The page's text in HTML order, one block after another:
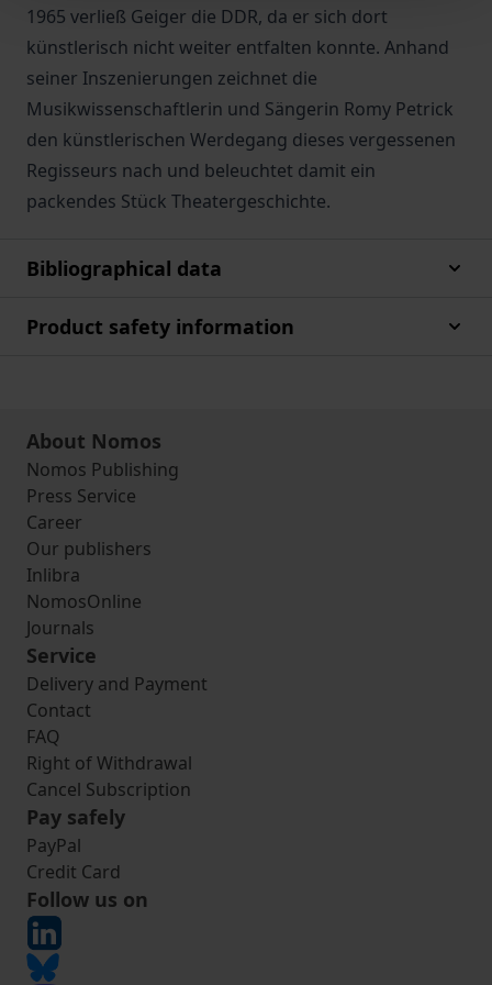
1965 verließ Geiger die DDR, da er sich dort
künstlerisch nicht weiter entfalten konnte. Anhand
seiner Inszenierungen zeichnet die
Musikwissenschaftlerin und Sängerin Romy Petrick
den künstlerischen Werdegang dieses vergessenen
Regisseurs nach und beleuchtet damit ein
packendes Stück Theatergeschichte.
Bibliographical data
Product safety information
About Nomos
Nomos Publishing
Press Service
Career
Our publishers
Inlibra
NomosOnline
Journals
Service
Delivery and Payment
Contact
FAQ
Right of Withdrawal
Cancel Subscription
Pay safely
PayPal
Credit Card
Follow us on